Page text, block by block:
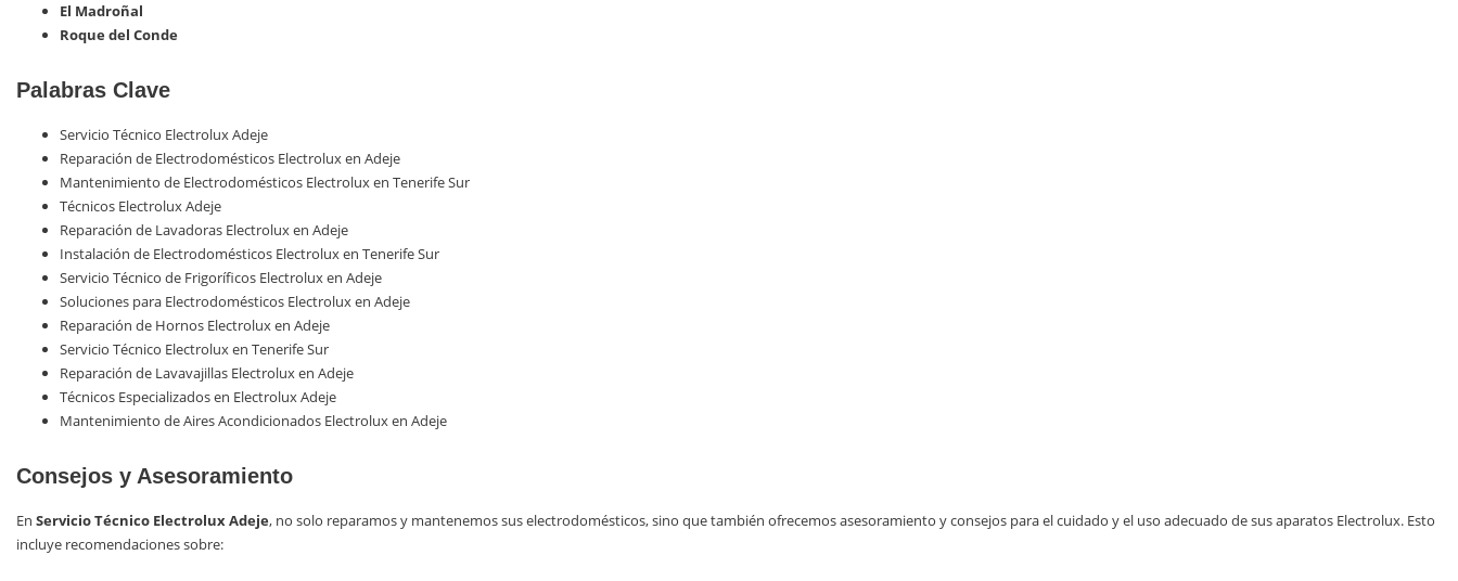
El Madroñal
Roque del Conde
Palabras Clave
Servicio Técnico Electrolux Adeje
Reparación de Electrodomésticos Electrolux en Adeje
Mantenimiento de Electrodomésticos Electrolux en Tenerife Sur
Técnicos Electrolux Adeje
Reparación de Lavadoras Electrolux en Adeje
Instalación de Electrodomésticos Electrolux en Tenerife Sur
Servicio Técnico de Frigoríficos Electrolux en Adeje
Soluciones para Electrodomésticos Electrolux en Adeje
Reparación de Hornos Electrolux en Adeje
Servicio Técnico Electrolux en Tenerife Sur
Reparación de Lavavajillas Electrolux en Adeje
Técnicos Especializados en Electrolux Adeje
Mantenimiento de Aires Acondicionados Electrolux en Adeje
Consejos y Asesoramiento
En Servicio Técnico Electrolux Adeje, no solo reparamos y mantenemos sus electrodomésticos, sino que también ofrecemos asesoramiento y consejos para el cuidado y el uso adecuado de sus aparatos Electrolux. Esto
incluye recomendaciones sobre: